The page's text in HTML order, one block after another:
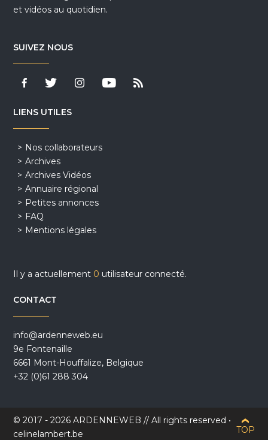
et vidéos au quotidien.
SUIVEZ NOUS
LIENS UTILES
Nos collaborateurs
Archives
Archives Vidéos
Annuaire régional
Petites annonces
FAQ
Mentions légales
Il y a actuellement 0 utilisateur connecté.
CONTACT
info@ardenneweb.eu
9e Fontenaille
6661 Mont-Houffalize, Belgique
+32 (0)61 288 304
© 2017 - 2026 ARDENNEWEB // All rights reserved •
celinelambert.be
TOP